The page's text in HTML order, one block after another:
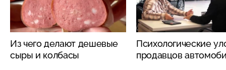
Из чего делают дешевые
сыры и колбасы
Психологические
продавцов